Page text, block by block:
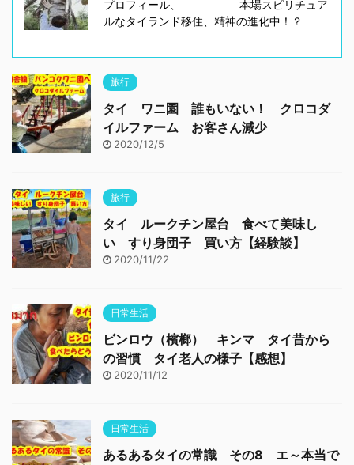
プロフィール、 本場スピリチュア
ルなタイランド移住、精神の進化中！？
旅行
タイ ワニ園 誰もいない！ クロコダ
イルファーム お客さん減少
2020/12/5
旅行
タイ ルークチン屋台 食べて美味し
い すり身団子 買い方【経験談】
2020/11/22
日常生活
ビンロウ（檳榔） キンマ タイ昔から
の習慣 タイ老人の様子【感想】
2020/11/12
日常生活
あるあるタイの常識 その8 エ～本当で